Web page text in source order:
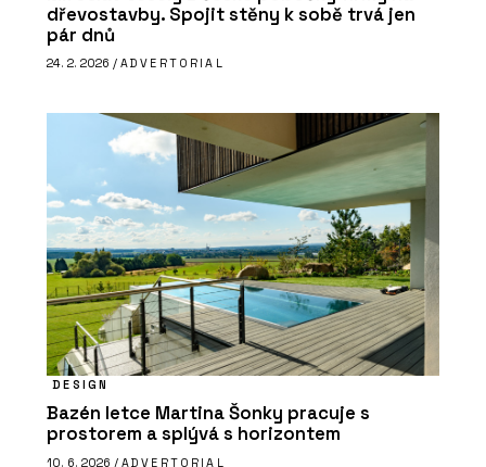
dřevostavby. Spojit stěny k sobě trvá jen
pár dnů
24. 2. 2026 / ADVERTORIAL
DESIGN
Bazén letce Martina Šonky pracuje s
prostorem a splývá s horizontem
10. 6. 2026 / ADVERTORIAL